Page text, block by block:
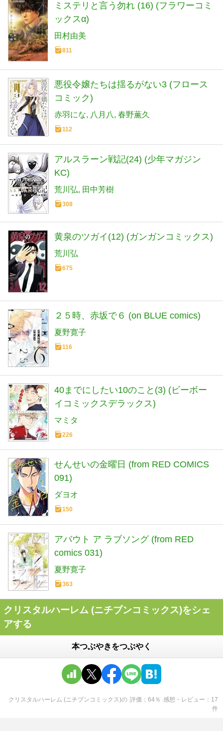
ミステリと言う勿れ (16) (フラワーコミ
ックスα)
田村由美
811
悪役令嬢たちは揺るがない3 (フロース
コミック)
赤羽にな 八月八 春野薫久
112
アルスラーン戦記(24) (少年マガジン
KC)
荒川弘 田中芳樹
308
黄泉のツガイ(12) (ガンガンコミックス)
荒川弘
675
２５時、赤坂で６ (on BLUE comics)
夏野寛子
116
40までにしたい10のこと(3) (ビーボー
イコミックスデラックス)
マミタ
226
せんせいの金曜日 (from RED COMICS
091)
ダヨオ
150
アバウト ア ラブソング (from RED
comics 031)
夏野寛子
363
クリスタルハーレム (ニチブンコミックス)をシェ
アする
本つぶやきをつぶやく
クリスタルハーレム (ニチブンコミックス)の 評価 64％ 感想・レビュー
17
件